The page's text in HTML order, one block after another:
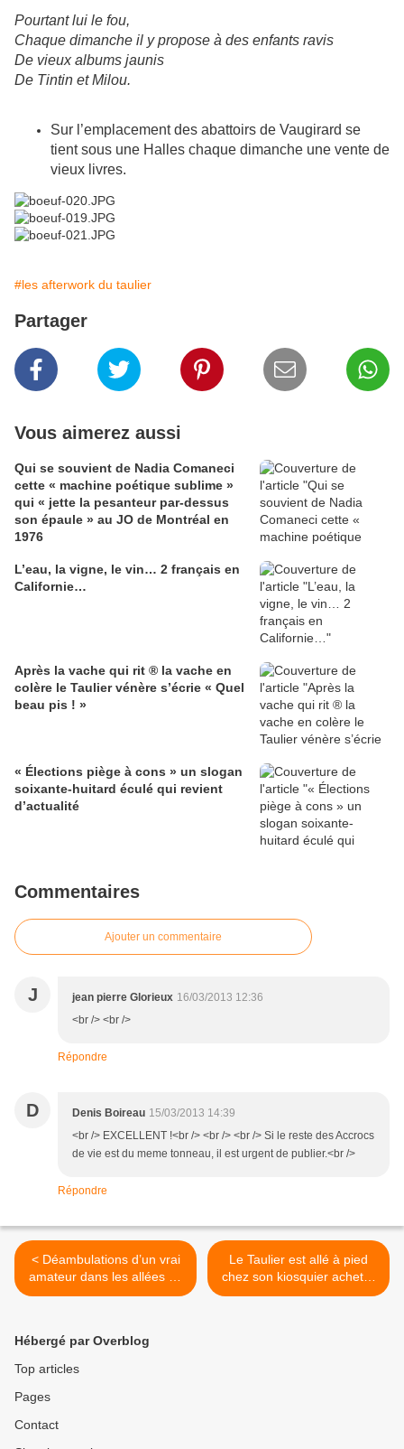
Pourtant lui le fou,
Chaque dimanche il y propose à des enfants ravis
De vieux albums jaunis
De Tintin et Milou.
Sur l’emplacement des abattoirs de Vaugirard se
tient sous une Halles chaque dimanche une vente de
vieux livres.
#les afterwork du taulier
Partager
Vous aimerez aussi
Qui se souvient de Nadia Comaneci
cette « machine poétique sublime »
qui « jette la pesanteur par-dessus
son épaule » au JO de Montréal en
1976
L’eau, la vigne, le vin… 2 français en
Californie…
Après la vache qui rit ® la vache en
colère le Taulier vénère s’écrie « Quel
beau pis ! »
« Élections piège à cons » un slogan
soixante-huitard éculé qui revient
d’actualité
Commentaires
Ajouter un commentaire
J jean pierre Glorieux 16/03/2013 12:36
<br /> <br />
Répondre
D Denis Boireau 15/03/2013 14:39
<br /> EXCELLENT !<br /> <br /> <br /> Si le reste des Accrocs
de vie est du meme tonneau, il est urgent de publier.<br />
Répondre
< Déambulations d’un vrai
amateur dans les allées du
Salon des Vins de Loire
Le Taulier est allé à pied
chez son kiosquier acheter
les 200 personnalités du vin
Hébergé par Overblog
Top articles
Pages
Contact